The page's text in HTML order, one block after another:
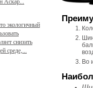
Во
Аскар...
экологичный
снизить
среде,...